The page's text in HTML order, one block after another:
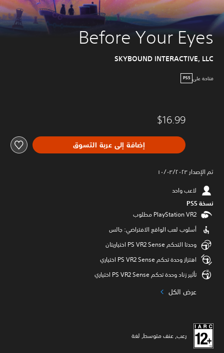
Before Your Eyes
SKYBOUND INTERACTIVE, LLC
متاحة على PS5
$16.99
إضافة إلى عربة التسوق
تم الإصدار ١٠/٠٣/٢٠٢٣
لاعب واحد
نسخة PS5‏
أسلوب لعب الواقع الافتراضي: جالس
وحدتا التحكم PS VR2 Sense اختياريتان
اهتزاز وحدة تحكم PS VR2 Sense اختياري
تأثير زناد وحدة تحكم PS VR2 Sense اختياري
عرض الكل
رعب, عنف متوسط, لغة